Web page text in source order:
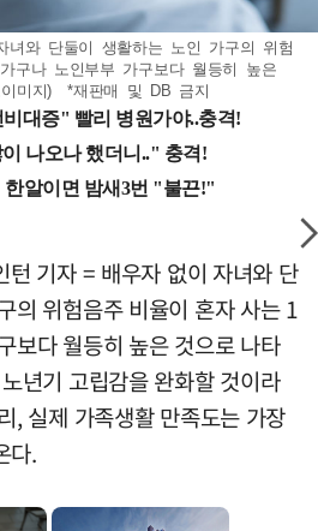
녀와 단둘이 생활하는 노인 가구의 위험
구나 노인부부 가구보다 월등히 높은
이미지) *재판매 및 DB 금지
턴 기자 = 배우자 없이 자녀와 단
의 위험음주 비율이 혼자 사는 1
보다 월등히 높은 것으로 나타
년기 고립감을 완화할 것이라
, 실제 가족생활 만족도는 가장
다.